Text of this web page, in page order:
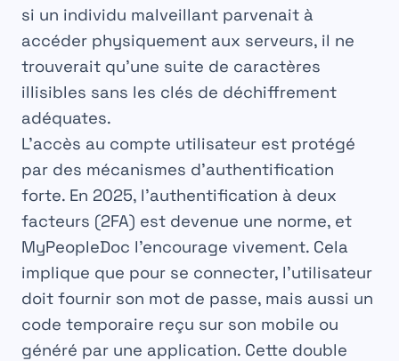
si un individu malveillant parvenait à
accéder physiquement aux serveurs, il ne
trouverait qu’une suite de caractères
illisibles sans les clés de déchiffrement
adéquates.
L’accès au compte utilisateur est protégé
par des mécanismes d’authentification
forte. En 2025, l’authentification à deux
facteurs (2FA) est devenue une norme, et
MyPeopleDoc l’encourage vivement. Cela
implique que pour se connecter, l’utilisateur
doit fournir son mot de passe, mais aussi un
code temporaire reçu sur son mobile ou
généré par une application. Cette double